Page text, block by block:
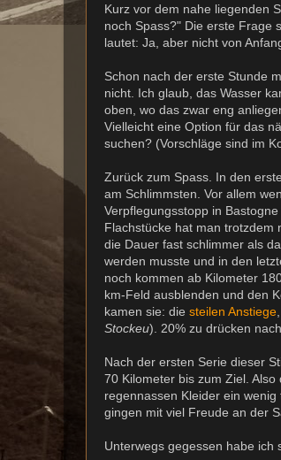
Kurz vor dem nahe liegenden
noch Spass?" Die erste Frage
lautet: Ja, aber nicht von
Schon nach der erste Stunde
nicht. Ich glaub, das Wasser
oben, wo das zwar eng
Vielleicht eine Option für das
suchen? (Vorschläge sind im
Zurück zum Spass. In den
am Schlimmsten. Vor allem
Verpflegungsstopp in
Flachstücke hat man trotzdem
die Dauer fast schlimmer als
werden musste und in den
noch kommen ab Kilometer
km-Feld ausblenden und den
kamen sie: die steilen Anstiege
Stockeu). 20% zu drücken
Nach der ersten Serie dieser
70 Kilometer bis zum Ziel.
regennassen Kleider ein
gingen mit viel Freude an der
Unterwegs gegessen habe ich